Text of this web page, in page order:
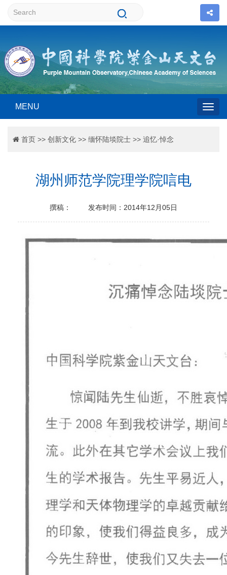
MENU
首页 >> 创新文化 >> 缅怀陆埮院士 >> 追忆·悼念
湖州师范学院理学院唁电
撰稿： 发布时间：2014年12月05日